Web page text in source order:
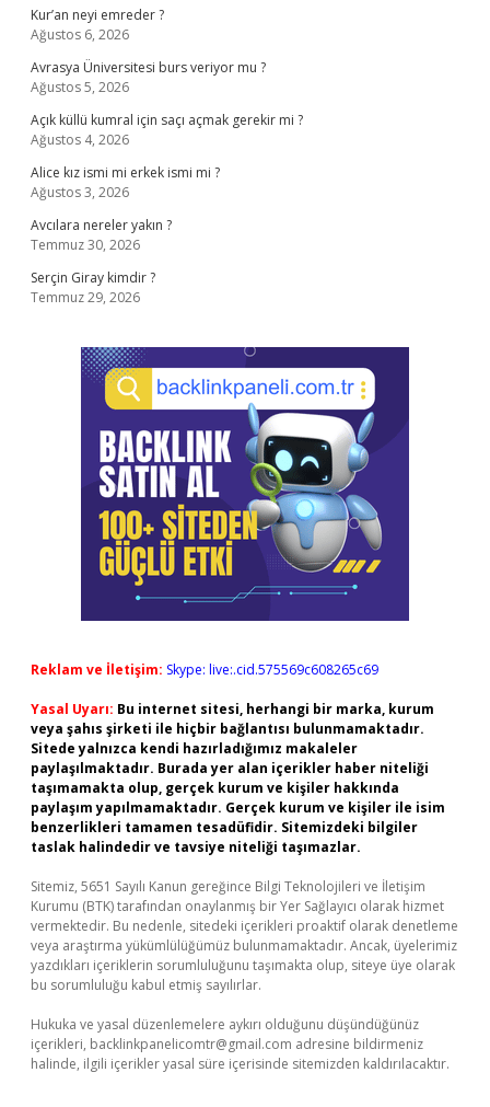
Kur’an neyi emreder ?
Ağustos 6, 2026
Avrasya Üniversitesi burs veriyor mu ?
Ağustos 5, 2026
Açık küllü kumral için saçı açmak gerekir mi ?
Ağustos 4, 2026
Alice kız ismi mi erkek ismi mi ?
Ağustos 3, 2026
Avcılara nereler yakın ?
Temmuz 30, 2026
Serçin Giray kimdir ?
Temmuz 29, 2026
Reklam ve İletişim: Skype: live:.cid.575569c608265c69
Yasal Uyarı: Bu internet sitesi, herhangi bir marka, kurum
veya şahıs şirketi ile hiçbir bağlantısı bulunmamaktadır.
Sitede yalnızca kendi hazırladığımız makaleler
paylaşılmaktadır. Burada yer alan içerikler haber niteliği
taşımamakta olup, gerçek kurum ve kişiler hakkında
paylaşım yapılmamaktadır. Gerçek kurum ve kişiler ile isim
benzerlikleri tamamen tesadüfidir. Sitemizdeki bilgiler
taslak halindedir ve tavsiye niteliği taşımazlar.
Sitemiz, 5651 Sayılı Kanun gereğince Bilgi Teknolojileri ve İletişim
Kurumu (BTK) tarafından onaylanmış bir Yer Sağlayıcı olarak hizmet
vermektedir. Bu nedenle, sitedeki içerikleri proaktif olarak denetleme
veya araştırma yükümlülüğümüz bulunmamaktadır. Ancak, üyelerimiz
yazdıkları içeriklerin sorumluluğunu taşımakta olup, siteye üye olarak
bu sorumluluğu kabul etmiş sayılırlar.
Hukuka ve yasal düzenlemelere aykırı olduğunu düşündüğünüz
içerikleri, backlinkpanelicomtr@gmail.com adresine bildirmeniz
halinde, ilgili içerikler yasal süre içerisinde sitemizden kaldırılacaktır.